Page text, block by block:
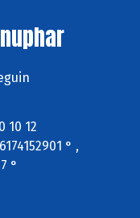
10 12
° ,
°